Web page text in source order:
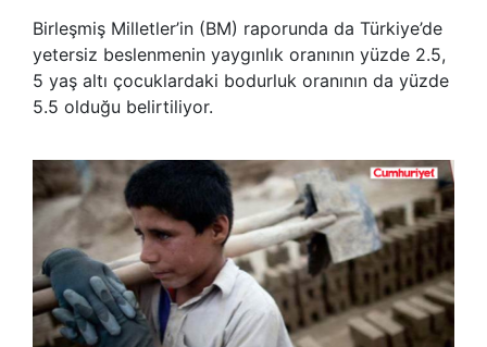
Birleşmiş Milletler’in (BM) raporunda da Türkiye’de
yetersiz beslenmenin yaygınlık oranının yüzde 2.5,
5 yaş altı çocuklardaki bodurluk oranının da yüzde
5.5 olduğu belirtiliyor.